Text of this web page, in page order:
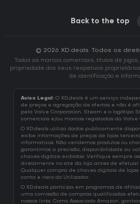
Back to the top
© 2026 XD.deals. Todos os
Todas as marcas comerciais, títulos de
propriedade dos seus respetivos
de identificação e
Aviso Legal: O XD.deals é um serviço
de preços e agregação de ofertas e não é
pela Valve Corporation. Steam e o logótipo
comerciais e/ou marcas registadas da Valve
O XD.deals utiliza dados publicamente
exibe informações de preços de lojas
informativos. Não vendemos produtos ou
garantimos a precisão, disponibilidade ou
chaves digitais exibidas. Verifique sempre
diretamente no site da loja antes de efetuar
Qualquer compra de chaves digitais de
conta e risco do Utilizador.
O XD.deals participa em programas de
uma comissão de compras qualificadas
nossos links. Como Associado Amazon,